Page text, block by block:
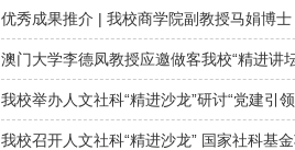
优秀成果推介 | 我校商学院副教授马娟博
澳门大学李德凤教授应邀做客我校“精进讲
我校举办人文社科“精进沙龙”研讨“党建引
我校召开人文社科“精进沙龙” 国家社科基